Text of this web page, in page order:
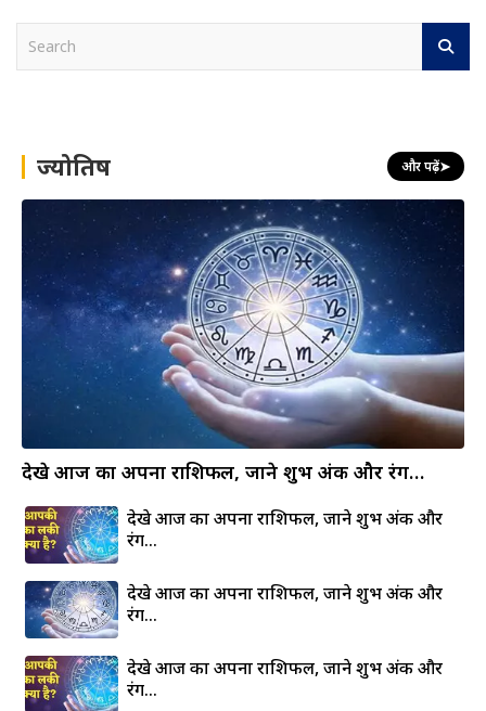
h ज्योतिष और पढ़ें➤
देखे आज का अपना राशिफल, जाने शुभ अंक और रंग…
देखे आज का अपना राशिफल, जाने शुभ अंक और
रंग…
देखे आज का अपना राशिफल, जाने शुभ अंक और
रंग…
देखे आज का अपना राशिफल, जाने शुभ अंक और
रंग…